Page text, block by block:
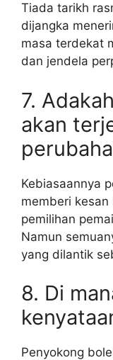
Tiada tarikh
dijangka
masa terdekat
dan jendela
7.
akan
Kebiasaannya
memberi
pemilihan
Namun
yang dilantik
8. Di
Penyokong